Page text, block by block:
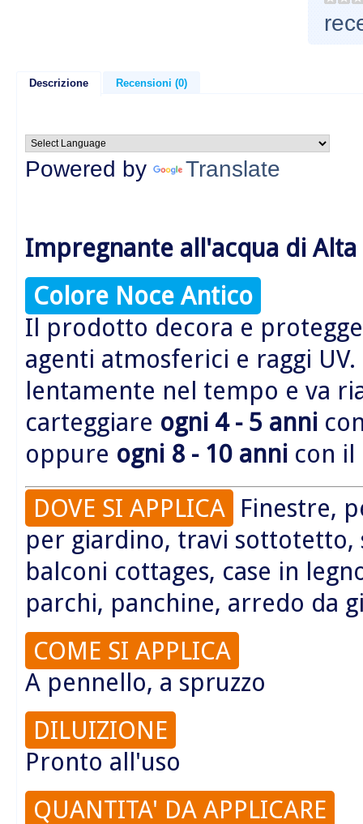
Descrizione Recensioni (0)
Powered by Translate
Impregnante all'acqua di
Colore Noce Antico
Il prodotto decora e
agenti atmosferici e raggi UV.
lentamente nel tempo e va
carteggiare ogni 4 - 5 anni
oppure ogni 8 - 10 anni con
DOVE SI APPLICA Finestre,
per giardino, travi
balconi cottages, case in
parchi, panchine, arredo da
COME SI APPLICA
A pennello, a spruzzo
DILUIZIONE
Pronto all'uso
QUANTITA' DA APPLICARE